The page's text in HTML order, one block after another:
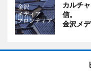
カルチ
信。
金沢メ